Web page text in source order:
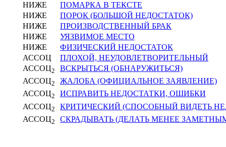
НИЖЕ
ПОМАРКА В ТЕКСТЕ
НИЖЕ
ПОРОК (БОЛЬШОЙ НЕДОСТАТОК)
НИЖЕ
ПРОИЗВОДСТВЕННЫЙ БРАК
НИЖЕ
УЯЗВИМОЕ МЕСТО
НИЖЕ
ФИЗИЧЕСКИЙ НЕДОСТАТОК
АССОЦ
ПЛОХОЙ, НЕУДОВЛЕТВОРИТЕЛЬНЫЙ
АССОЦ2
ВСКРЫТЬСЯ (ОБНАРУЖИТЬСЯ)
АССОЦ2
ЖАЛОБА (ОФИЦИАЛЬНОЕ ЗАЯВЛЕНИЕ)
АССОЦ2
ИСПРАВИТЬ НЕДОСТАТКИ, ОШИБКИ
АССОЦ2
КРИТИЧЕСКИЙ (СПОСОБНЫЙ ВИДЕТЬ
АССОЦ2 СКРАДЫВАТЬ (ДЕЛАТЬ МЕНЕЕ